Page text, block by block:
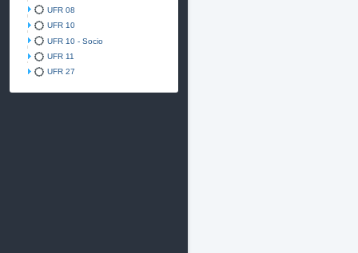
UFR 08
UFR 10
UFR 10 - Socio
UFR 11
UFR 27